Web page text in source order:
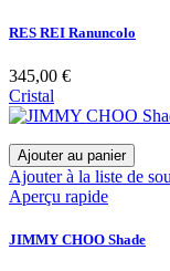
RES REI Ranuncolo
345,00 €
Cristal
Ajouter au panier
Ajouter à la liste de
Aperçu rapide
JIMMY CHOO Shade